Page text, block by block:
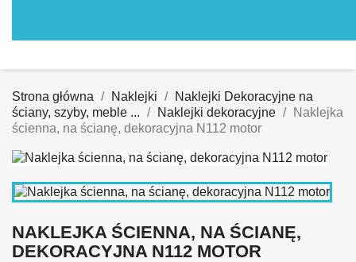
Strona główna Naklejki
Naklejki Dekoracyjne na
ściany, szyby, meble ...
Naklejki dekoracyjne
Naklejka
ścienna, na ścianę, dekoracyjna N112 motor
NAKLEJKA ŚCIENNA, NA ŚCIANĘ,
DEKORACYJNA N112 MOTOR